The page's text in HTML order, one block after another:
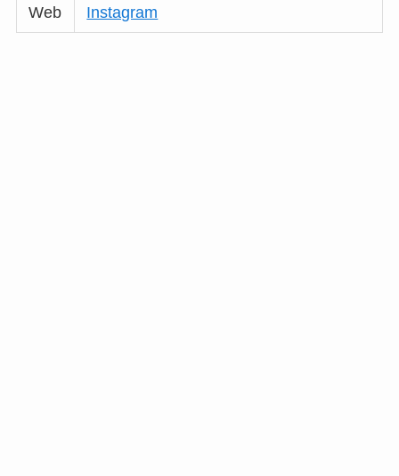
Web Instagram